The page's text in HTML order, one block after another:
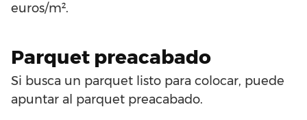
euros/m².
Parquet preacabado
Si busca un parquet listo para colocar, puede
apuntar al parquet preacabado.